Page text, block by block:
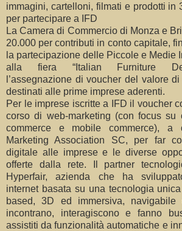
immagini, cartelloni, filmati e prodotti in
per partecipare a IFD
La Camera di Commercio di Monza e
20.000 per contributi in conto capitale,
la partecipazione delle Piccole e Medie
alla fiera “Italian Furniture
l’assegnazione di voucher del valore
destinati alle prime imprese aderenti.
Per le imprese iscritte a IFD il voucher
corso di web-marketing (con focus su
commerce e mobile commerce), a
Marketing Association SC, per far
digitale alle imprese e le diverse
offerte dalla rete. Il partner
Hyperfair, azienda che ha
internet basata su una tecnologia
based, 3D ed immersiva,
incontrano, interagiscono e fanno
assistiti da funzionalità automatiche e